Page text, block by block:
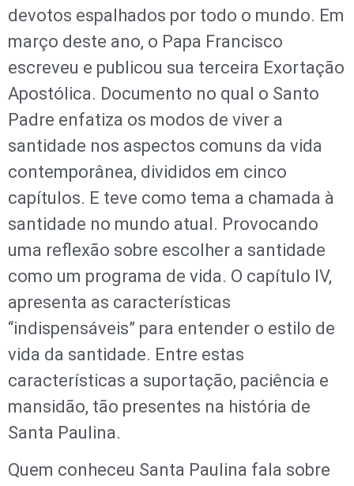
devotos espalhados por todo o mundo. Em
março deste ano, o Papa Francisco
escreveu e publicou sua terceira Exortação
Apostólica. Documento no qual o Santo
Padre enfatiza os modos de viver a
santidade nos aspectos comuns da vida
contemporânea, divididos em cinco
capítulos. E teve como tema a chamada à
santidade no mundo atual. Provocando
uma reflexão sobre escolher a santidade
como um programa de vida. O capítulo IV,
apresenta as características
“indispensáveis” para entender o estilo de
vida da santidade. Entre estas
características a suportação, paciência e
mansidão, tão presentes na história de
Santa Paulina.
Quem conheceu Santa Paulina fala sobre